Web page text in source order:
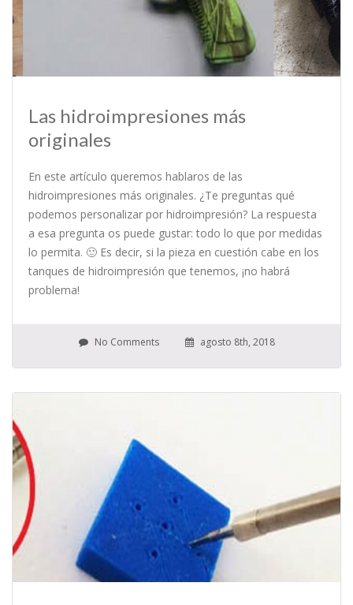
Las hidroimpresiones más
originales
En este artículo queremos hablaros de las
hidroimpresiones más originales. ¿Te preguntas qué
podemos personalizar por hidroimpresión? La respuesta
a esa pregunta os puede gustar: todo lo que por medidas
lo permita. 🙂 Es decir, si la pieza en cuestión cabe en los
tanques de hidroimpresión que tenemos, ¡no habrá
problema!
No Comments agosto 8th, 2018